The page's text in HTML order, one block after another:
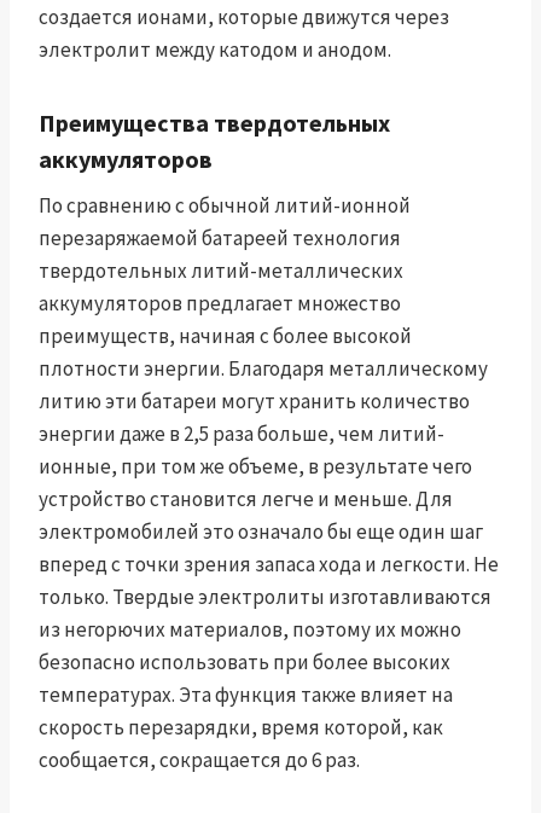
создается ионами, которые движутся через
электролит между катодом и анодом.
Преимущества твердотельных
аккумуляторов
По сравнению с обычной литий-ионной
перезаряжаемой батареей технология
твердотельных литий-металлических
аккумуляторов предлагает множество
преимуществ, начиная с более высокой
плотности энергии. Благодаря металлическому
литию эти батареи могут хранить количество
энергии даже в 2,5 раза больше, чем литий-
ионные, при том же объеме, в результате чего
устройство становится легче и меньше. Для
электромобилей это означало бы еще один шаг
вперед с точки зрения запаса хода и легкости. Не
только. Твердые электролиты изготавливаются
из негорючих материалов, поэтому их можно
безопасно использовать при более высоких
температурах. Эта функция также влияет на
скорость перезарядки, время которой, как
сообщается, сокращается до 6 раз.